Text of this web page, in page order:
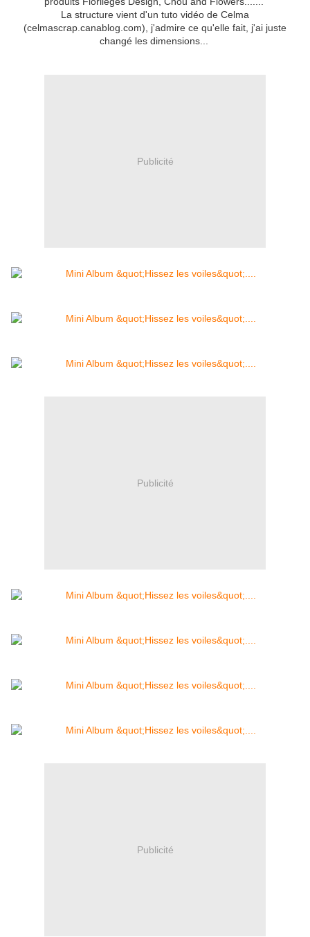
La structure vient d'un tuto vidéo de Celma
(celmascrap.canablog.com), j'admire ce qu'elle fait, j'ai juste
changé les dimensions...
Publicité
Publicité
Publicité